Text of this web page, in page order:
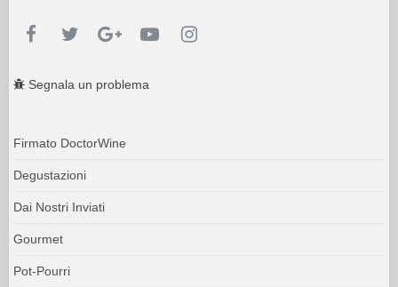
Segnala un problema
Firmato DoctorWine
Degustazioni
Dai Nostri Inviati
Gourmet
Pot-Pourri